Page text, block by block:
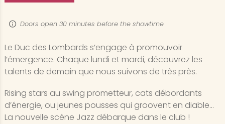
Doors open 30 minutes before the showtime
Le Duc des Lombards s’engage à promouvoir
l’émergence. Chaque lundi et mardi, découvrez les
talents de demain que nous suivons de très près.
Rising stars au swing prometteur, cats débordants
d’énergie, ou jeunes pousses qui groovent en diable…
La nouvelle scène Jazz débarque dans le club !